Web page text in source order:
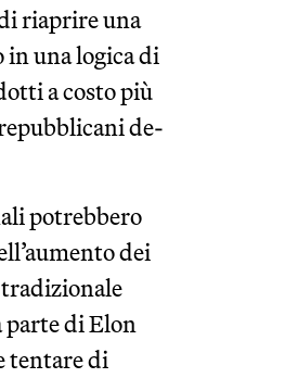
riaprire una
una logica di
a costo più
de-
potrebbero
dei
parte di Elon
tentare di